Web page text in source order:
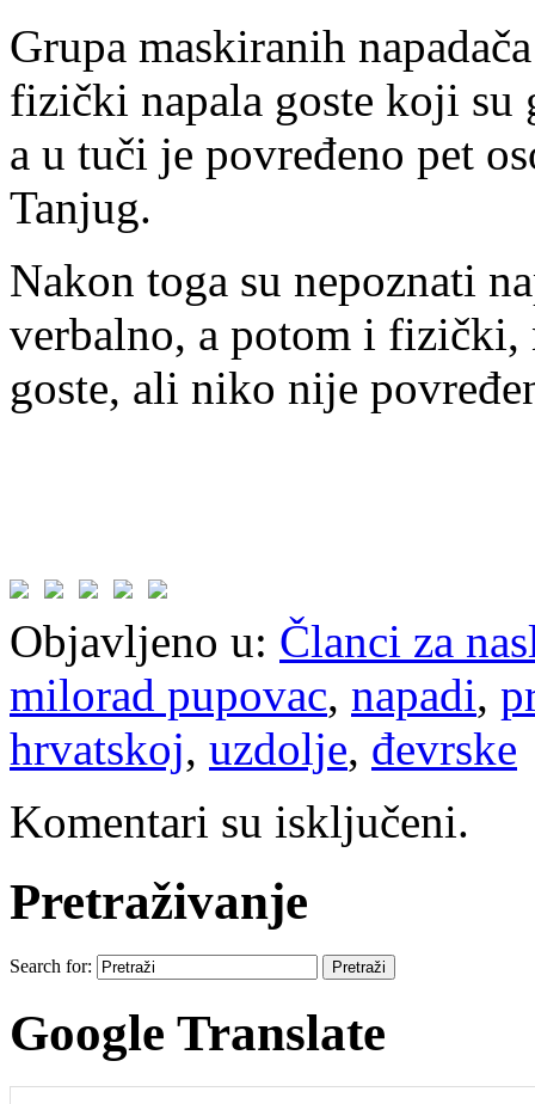
Grupa maskiranih
fizički napala goste koji su
a u tuči je povređeno pet
Tanjug.
Nakon toga su nepoznati
verbalno, a potom i
goste, ali niko nije
Objavljeno u: Članci za
milorad pupovac, napadi,
hrvatskoj, uzdolje, đevrske
Komentari su isključeni.
Pretraživanje
Search for:
Google Translate